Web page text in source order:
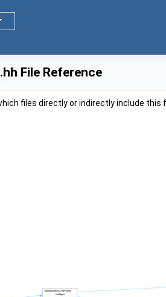
File Reference
files directly or indirectly include this